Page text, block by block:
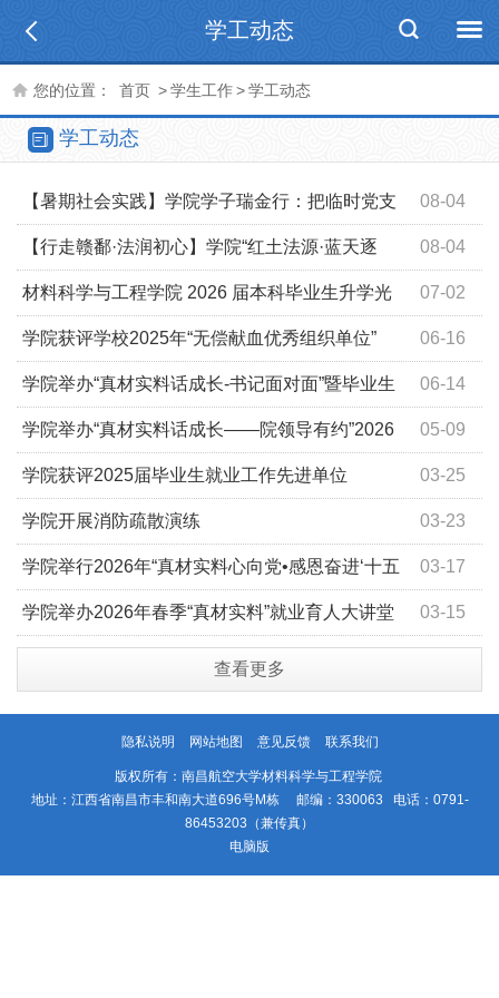
学工动态
您的位置： 首页 >学生工作>学工动态
学工动态
08-04
【暑期社会实践】学院学子瑞金行：把临时党支
部建在社会实践最前沿 08-04
【行走赣鄱·法润初心】学院“红土法源·蓝天逐
梦”实践团赴瑞金开展暑期大思政实践活动 07-02
材料科学与工程学院 2026 届本科毕业生升学光
荣榜 06-16
学院获评学校2025年“无偿献血优秀组织单位”
06-14
学院举办“真材实料话成长-书记面对面”暨毕业生
骨干座谈会 05-09
学院举办“真材实料话成长——院领导有约”2026
年上半年期中座谈会 03-25
学院获评2025届毕业生就业工作先进单位
03-23
学院开展消防疏散演练
03-17
学院举行2026年“真材实料心向党•感恩奋进‘十五
五’”春季开学升旗仪式 03-15
学院举办2026年春季“真材实料”就业育人大讲堂
查看更多
隐私说明 网站地图 意见反馈 联系我们
版权所有：南昌航空大学材料科学与工程学院
地址：江西省南昌市丰和南大道696号M栋 邮编：330063 电话：0791-
86453203（兼传真）
电脑版